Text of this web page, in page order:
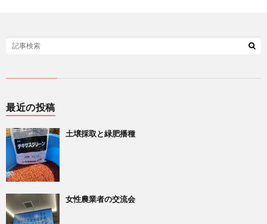
最近の投稿
土壌採取と緑肥播種
女性農業者の交流会